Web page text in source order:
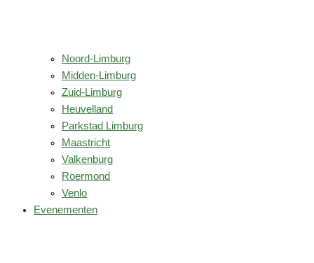
Noord-Limburg
Midden-Limburg
Zuid-Limburg
Heuvelland
Parkstad Limburg
Maastricht
Valkenburg
Roermond
Venlo
Evenementen